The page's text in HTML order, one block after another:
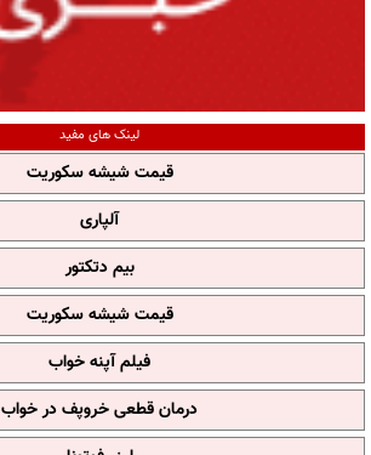
لینک های مفید
قیمت شیشه سکوریت
آلپاری
بیم دتکتور
قیمت شیشه سکوریت
فیلم آپنه خواب
درمان قطعی خروپف در خواب